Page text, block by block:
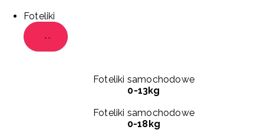
Foteliki
Foteliki samochodowe
0-13kg
Foteliki samochodowe
0-18kg